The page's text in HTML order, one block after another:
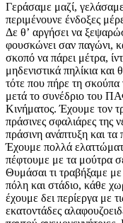
Γεράσαμε μαζί,
περιμένουνε ένδοξες
Δε θʼ αργήσει να
φουσκώνει σαν παγώνι,
σκοπό να πάρει μέτρα,
μηδενιστικά πηλίκια
τότε που πήρε τη
μετά το συνέδριο του
Κινήματος. Έχουμε τον
πράσινες σφαλιάρες της
πράσινη ανάπτυξη και τα
Έχουμε πολλά
πέφτουμε με τα μούτρα
Θυμάσαι τι τραβήξαμε
πόλη και στάδιο, κάθε
έχουμε δει περίεργα με
εκατοντάδες